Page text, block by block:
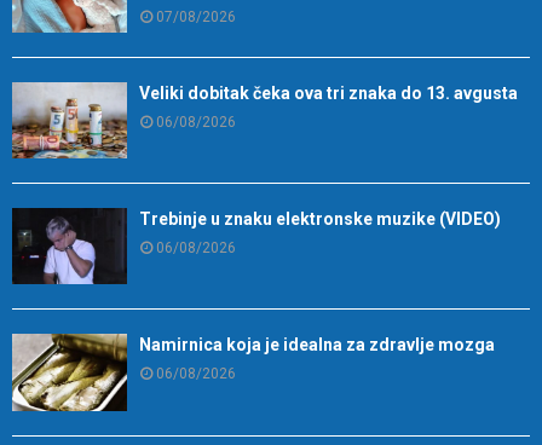
07/08/2026
Veliki dobitak čeka ova tri znaka do 13. avgusta
06/08/2026
Trebinje u znaku elektronske muzike (VIDEO)
06/08/2026
Namirnica koja je idealna za zdravlje mozga
06/08/2026